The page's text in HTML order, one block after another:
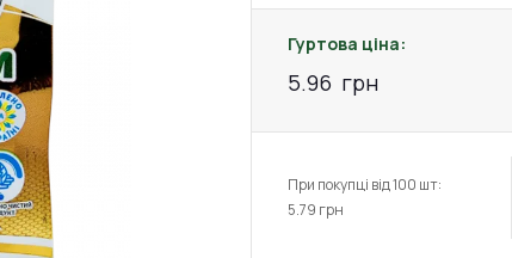
Гуртова ціна:
5.96 грн
При покупці від 100 шт:
5.79 грн